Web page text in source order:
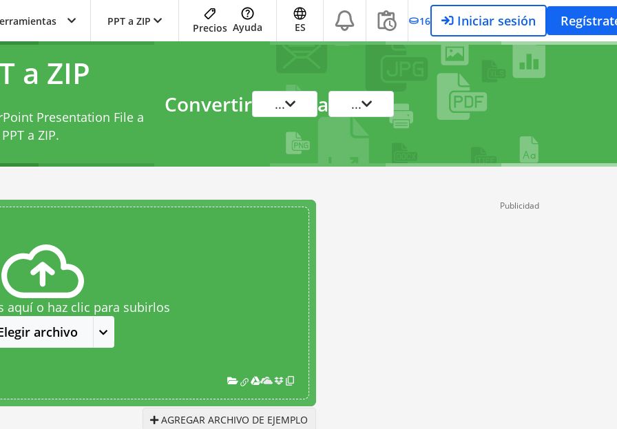
PPT a ZIP
Precios Ayuda ES 16 Iniciar sesión
a ZIP
Presentation File a
a ZIP.
Convertir ... a ...
aquí o haz clic para subirlos
archivo
AGREGAR ARCHIVO DE EJEMPLO
Publicidad